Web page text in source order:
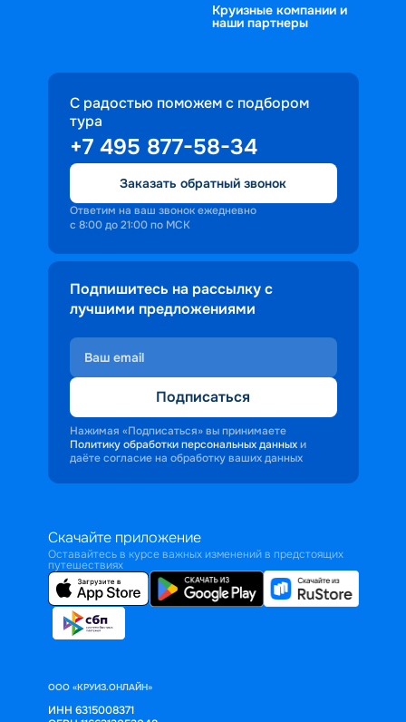
Круизные компании и
наши партнеры
С радостью поможем с подбором
тура
+7 495 877-58-34
Заказать обратный звонок
Ответим на ваш звонок ежедневно
с 8:00 до 21:00 по МСК
Подпишитесь на рассылку с
лучшими предложениями
Подписаться
Нажимая «Подписаться» вы принимаете
Политику обработки персональных данных и
даёте согласие на обработку ваших данных
Скачайте приложение
Оставайтесь в курсе важных изменений в предстоящих
путешествиях
ООО «КРУИЗ.ОНЛАЙН»
ИНН 6315008371